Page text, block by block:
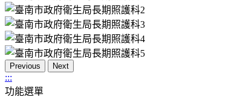
Previous Next
:::
功能選單